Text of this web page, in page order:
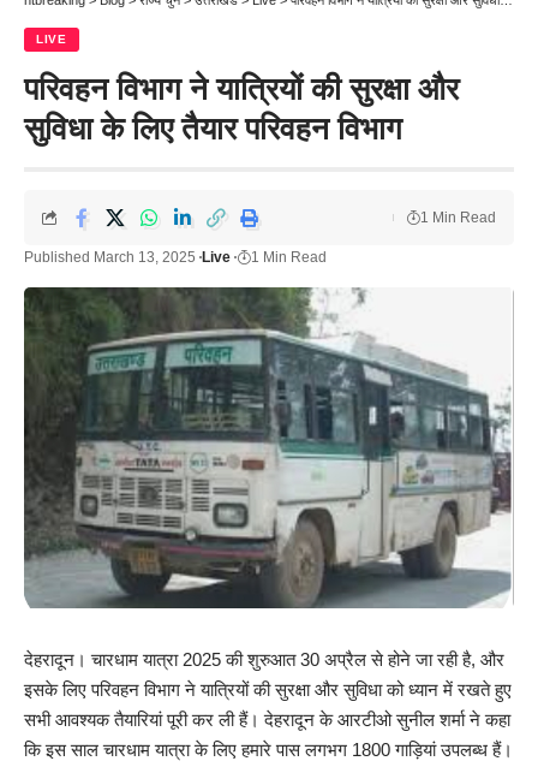
LIVE
परिवहन विभाग ने यात्रियों की सुरक्षा और
सुविधा के लिए तैयार परिवहन विभाग
Published March 13, 2025 Live 1 Min Read
1 Min Read
देहरादून। चारधाम यात्रा 2025 की शुरुआत 30 अप्रैल से होने जा रही है, और
इसके लिए परिवहन विभाग ने यात्रियों की सुरक्षा और सुविधा को ध्यान में रखते हुए
सभी आवश्यक तैयारियां पूरी कर ली हैं। देहरादून के आरटीओ सुनील शर्मा ने कहा
कि इस साल चारधाम यात्रा के लिए हमारे पास लगभग 1800 गाड़ियां उपलब्ध हैं।